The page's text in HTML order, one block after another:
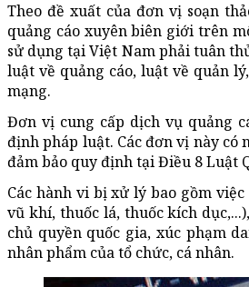
Theo đề xuất của đơn vị soạn
quảng cáo xuyên biên giới trên
sử dụng tại Việt Nam phải tuân
luật về quảng cáo, luật về quản
mạng.
Đơn vị cung cấp dịch vụ quảng
định pháp luật. Các đơn vị này có
đảm bảo quy định tại Điều 8 Luật
Các hành vi bị xử lý bao gồm
vũ khí, thuốc lá, thuốc kích
chủ quyền quốc gia, xúc phạm
nhân phẩm của tổ chức, cá nhân.